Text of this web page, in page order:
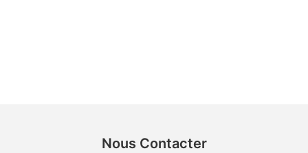
Nous Contacter